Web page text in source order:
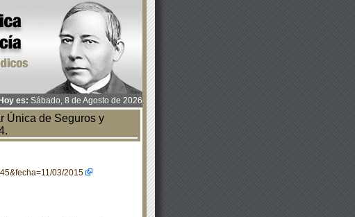
Hoy es: Sábado, 8 de Agosto de 2026
Única de Seguros y
03/2015